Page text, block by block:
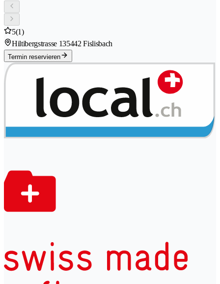
5(1)
Hiltibergstrasse 135442 Fislisbach
Termin reservieren